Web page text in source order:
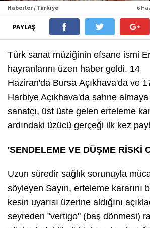
Haberler / Türkiye 6
PAYLAŞ
Türk sanat müziğinin efsane ismi
hayranlarını üzen haber geldi. 14
Haziran'da Bursa Açıkhava'da ve
Harbiye Açıkhava'da sahne
sanatçı, üst üste gelen erteleme
ardındaki üzücü gerçeği ilk kez
'SENDELEME VE DÜŞME RİSKİ
Uzun süredir sağlık sorunuyla
söyleyen Sayın, erteleme kararını
kesin uyarısı üzerine aldığını
seyreden "vertigo" (baş dönmesi)